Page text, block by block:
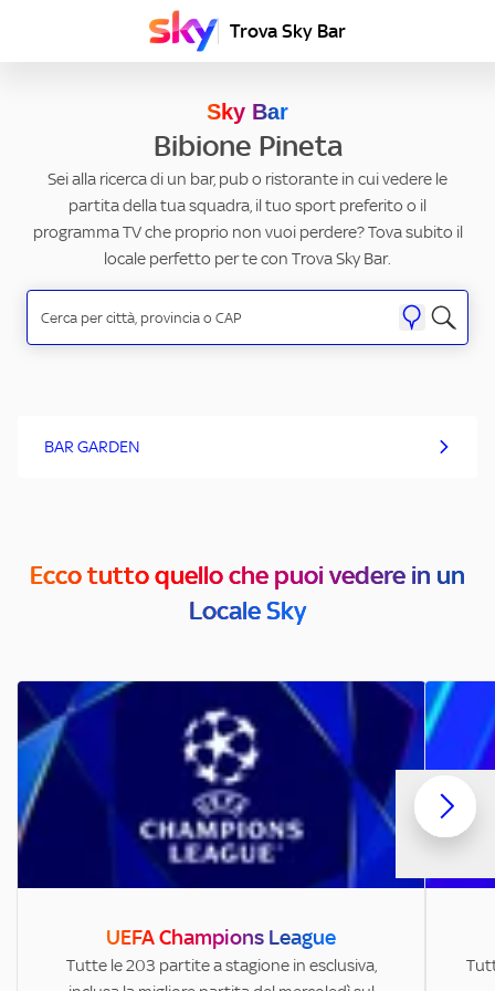
Trova Sky Bar
Sky Bar
Bibione Pineta
Sei alla ricerca di un bar, pub o ristorante in cui vedere le
partita della tua squadra, il tuo sport preferito o il
programma TV che proprio non vuoi perdere? Tova subito il
locale perfetto per te con Trova Sky Bar.
BAR GARDEN
Ecco tutto quello che puoi vedere in un
Locale Sky
UEFA Champions League
Tutte le 203 partite a stagione in esclusiva,